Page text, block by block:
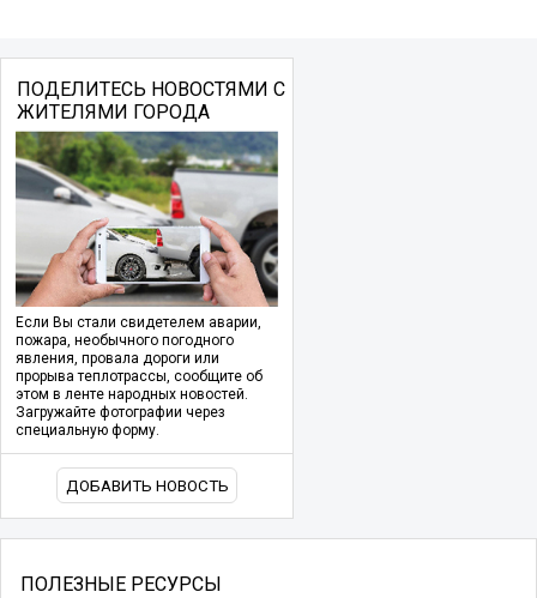
ПОДЕЛИТЕСЬ НОВОСТЯМИ С
ЖИТЕЛЯМИ ГОРОДА
Если Вы стали свидетелем аварии,
пожара, необычного погодного
явления, провала дороги или
прорыва теплотрассы, сообщите об
этом в ленте народных новостей.
Загружайте фотографии через
специальную форму.
ДОБАВИТЬ НОВОСТЬ
ПОЛЕЗНЫЕ РЕСУРСЫ